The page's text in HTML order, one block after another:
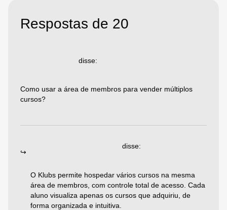
Respostas de 20
disse:
Como usar a área de membros para vender múltiplos
cursos?
disse:
O Klubs permite hospedar vários cursos na mesma
área de membros, com controle total de acesso. Cada
aluno visualiza apenas os cursos que adquiriu, de
forma organizada e intuitiva.